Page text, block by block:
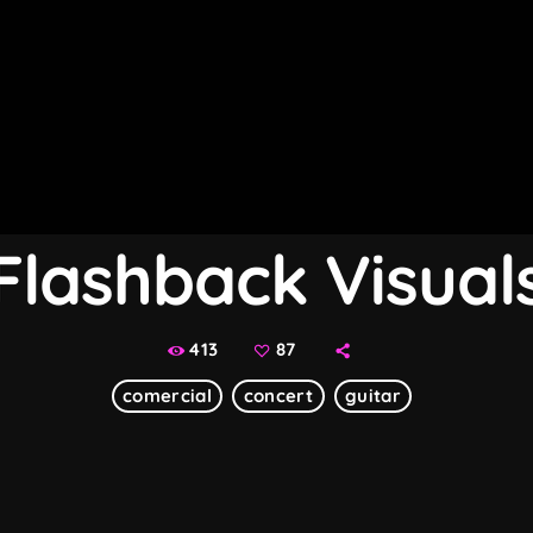
413 87
comercial concert guitar